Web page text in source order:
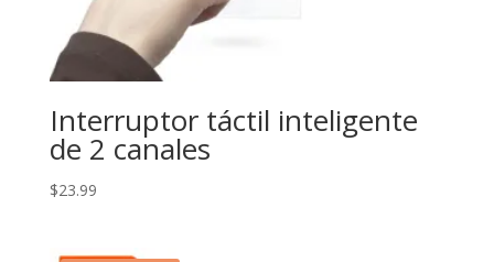
Interruptor táctil inteligente
de 2 canales
$23.99